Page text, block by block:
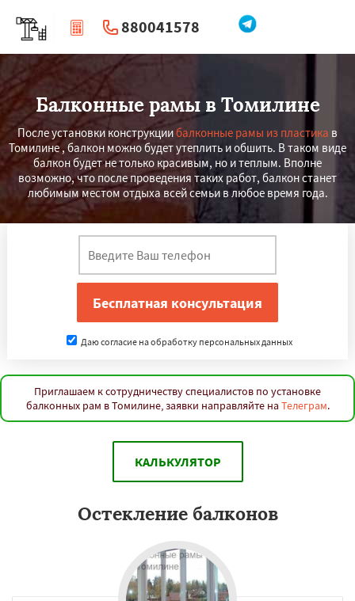
880041578
| Перезвоните мне
Балконные рамы в Томилине
После установки конструкциибалконные рамы из пластика в
Томилине , балкон можно будет утеплить и обшить. В таком виде
балкон будет не только красивым, но и теплым. Вполне
возможно, что после проведения таких работ, балкон станет
любимым местом отдыха всей семьи в любое время года.
Даю согласие на обработку персональных данных
Приглашаем к сотрудничеству специалистов по установке
балконных рам в Томилине, заявки направляйте на Телеграм.
КАЛЬКУЛЯТОР
Остекление балконов